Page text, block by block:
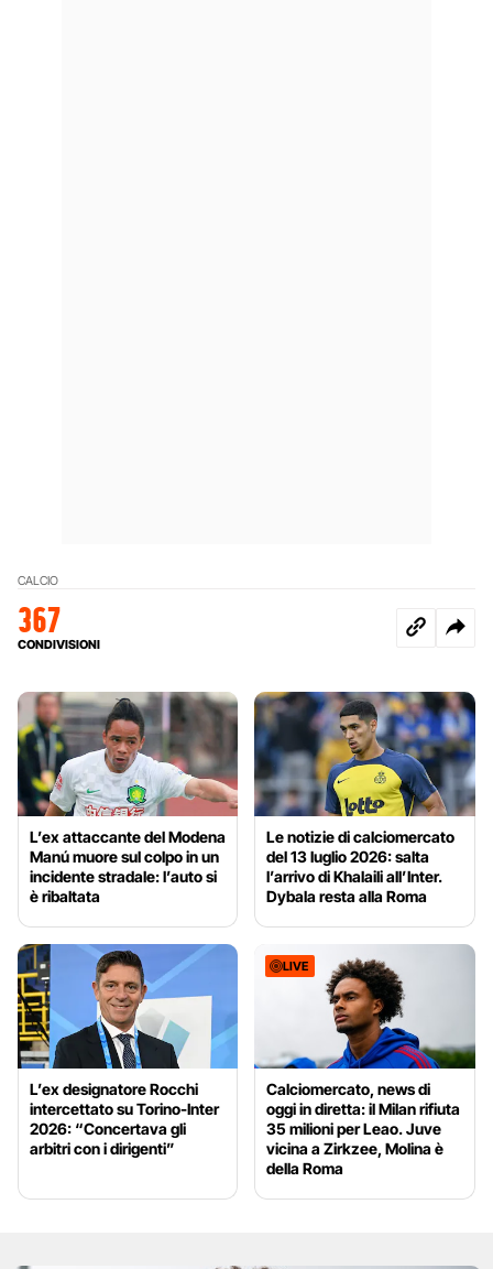
CALCIO
367
CONDIVISIONI
L’ex attaccante del Modena
Manú muore sul colpo in un
incidente stradale: l’auto si
è ribaltata
Le notizie di calciomercato
del 13 luglio 2026: salta
l’arrivo di Khalaili all’Inter.
Dybala resta alla Roma
L’ex designatore Rocchi
intercettato su Torino-Inter
2026: “Concertava gli
arbitri con i dirigenti”
LIVE
Calciomercato, news di
oggi in diretta: il Milan rifiuta
35 milioni per Leao. Juve
vicina a Zirkzee, Molina è
della Roma